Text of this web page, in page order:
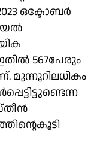
ഒക്ടോബർ
567പേരും
മുന്നൂറിലധികം